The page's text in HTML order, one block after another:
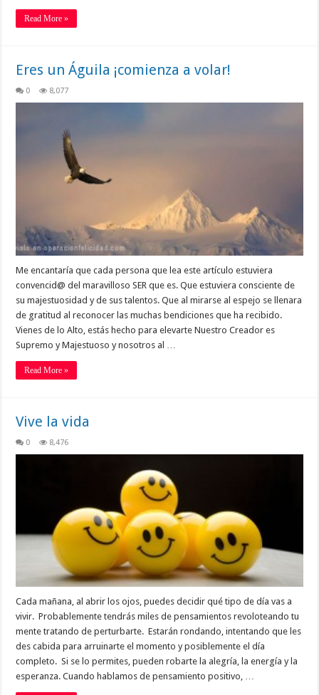
Read More »
Eres un Águila ¡comienza a volar!
0 8,077
Me encantaría que cada persona que lea este artículo estuviera
convencid@ del maravilloso SER que es. Que estuviera consciente de
su majestuosidad y de sus talentos. Que al mirarse al espejo se llenara
de gratitud al reconocer las muchas bendiciones que ha recibido.
Vienes de lo Alto, estás hecho para elevarte Nuestro Creador es
Supremo y Majestuoso y nosotros al …
Read More »
Vive la vida
0 8,476
Cada mañana, al abrir los ojos, puedes decidir qué tipo de día vas a
vivir. Probablemente tendrás miles de pensamientos revoloteando tu
mente tratando de perturbarte. Estarán rondando, intentando que les
des cabida para arruinarte el momento y posiblemente el día
completo. Si se lo permites, pueden robarte la alegría, la energía y la
esperanza. Cuando hablamos de pensamiento positivo, …